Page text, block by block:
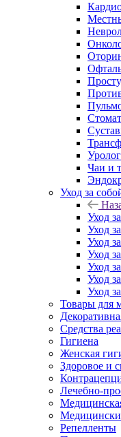
Чаи и
Уход за
Уход
Уход
Уход
Уход
Уход
Уход
Уход
Товары для
Средства
Гигиена
Женская
Здоровое и
Лечебно-
Репелленты